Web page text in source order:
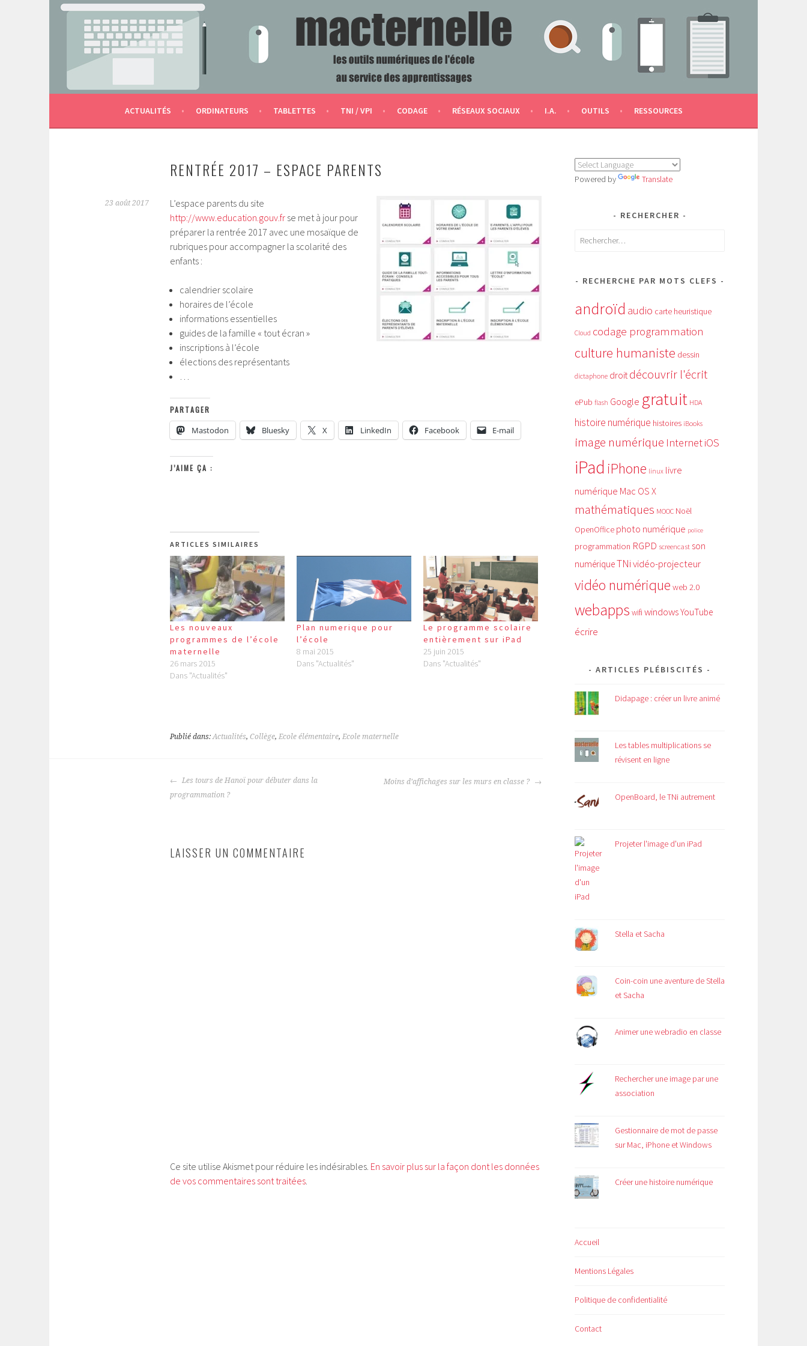
Aller
MACTERNELLE
LES OUTILS NUMÉRIQUES DE L'ÉCOLE AU SERVICE DES APPRENTISSAGES
ACTUALITÉS ORDINATEURS TABLETTES TNI / VPI CODAGE RÉSEAUX SOCIAUX I.A. OUTILS RESSOURCES
RENTRÉE 2017 – ESPACE PARENTS
23 août 2017
L’espace parents du site
http://www.education.gouv.fr se met à jour pour
préparer la rentrée 2017 avec une mosaïque de
rubriques pour accompagner la scolarité des
enfants :
calendrier scolaire
horaires de l’école
informations essentielles
guides de la famille « tout écran »
inscriptions à l’école
élections des représentants
…
PARTAGER
Mastodon Bluesky X LinkedIn Facebook E-mail
J’AIME ÇA :
ARTICLES SIMILAIRES
Les nouveaux
programmes de l’école
maternelle
26 mars 2015
Dans "Actualités"
Plan numerique pour
l’école
8 mai 2015
Dans "Actualités"
Le programme scolaire
entièrement sur iPad
25 juin 2015
Dans "Actualités"
Publié dans:Actualités, Collège, Ecole élémentaire, Ecole maternelle
NAVIGATION
DES
Les tours de Hanoï pour débuter dans la
programmation ?
Moins d’affichages sur les murs en classe ?
LAISSER UN COMMENTAIRE
Ce site utilise Akismet pour réduire les indésirables. En savoir plus sur la façon dont les données
de vos commentaires sont traitées.
Powered by Translate
RECHERCHER
Rechercher :
RECHERCHE PAR MOTS CLEFS
androïd audio carte heuristique
Cloud codage programmation
culture humaniste dessin
dictaphone droit découvrir l'écrit
ePub flash Google gratuit HDA
histoire numérique histoires iBooks
image numérique InternetiOS
iPad iPhone linux livre
numérique Mac OS X
mathématiques MOOC Noël
OpenOffice photo numérique police
programmation RGPD screencast son
numériqueTNividéo-projecteur
vidéo numérique web 2.0
webapps wifi windowsYouTube
écrire
ARTICLES PLÉBISCITÉS
Didapage : créer un livre animé
Les tables multiplications se
révisent en ligne
OpenBoard, le TNi autrement
Projeter l'image d'un iPad
Stella et Sacha
Coin-coin une aventure de Stella
et Sacha
Animer une webradio en classe
Rechercher une image par une
association
Gestionnaire de mot de passe
sur Mac, iPhone et Windows
Créer une histoire numérique
Accueil
Mentions Légales
Politique de confidentialité
Contact